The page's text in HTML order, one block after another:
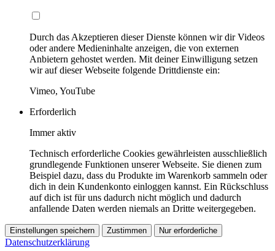
Durch das Akzeptieren dieser Dienste können wir dir Videos
oder andere Medieninhalte anzeigen, die von externen
Anbietern gehostet werden. Mit deiner Einwilligung setzen
wir auf dieser Webseite folgende Drittdienste ein:
Vimeo, YouTube
Erforderlich
Immer aktiv
Technisch erforderliche Cookies gewährleisten ausschließlich
grundlegende Funktionen unserer Webseite. Sie dienen zum
Beispiel dazu, dass du Produkte im Warenkorb sammeln oder
dich in dein Kundenkonto einloggen kannst. Ein Rückschluss
auf dich ist für uns dadurch nicht möglich und dadurch
anfallende Daten werden niemals an Dritte weitergegeben.
Einstellungen speichern Zustimmen Nur erforderliche
Datenschutzerklärung